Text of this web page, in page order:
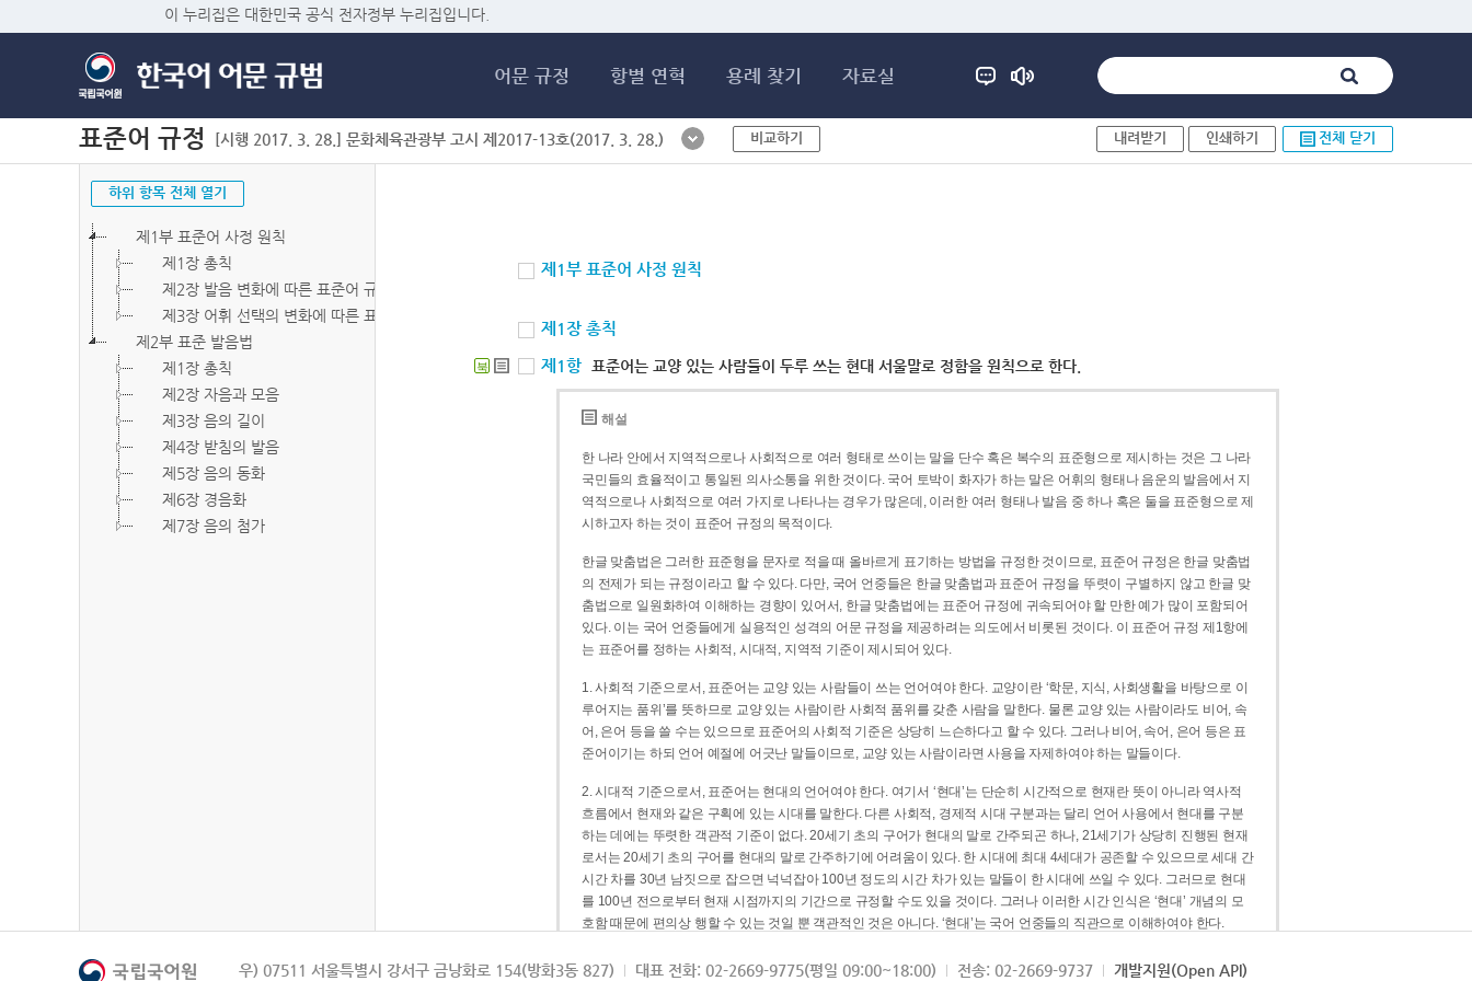
이 누리집은 대한민국 공식 전자정부 누리집입니다.
어문 규정 항별 연혁 용례 찾기 자료실
표준어 규정 [시행 2017. 3. 28.] 문화체육관광부 고시 제2017-13호(2017. 3. 28.) 비교하기 내려받기 인쇄하기 전체 닫기
하위 항목 전체 열기
제1부 표준어 사정 원칙
제1장 총칙
제2장 발음 변화에 따른 표준어 규정
제3장 어휘 선택의 변화에 따른 표준어 규정
제2부 표준 발음법
제1장 총칙
제2장 자음과 모음
제3장 음의 길이
제4장 받침의 발음
제5장 음의 동화
제6장 경음화
제7장 음의 첨가
제1부 표준어 사정 원칙
제1장 총칙
북 제1항 표준어는 교양 있는 사람들이 두루 쓰는 현대 서울말로 정함을 원칙으로 한다.
해설
한 나라 안에서 지역적으로나 사회적으로 여러 형태로 쓰이는 말을 단수 혹은 복수의 표준형으로 제시하는 것은 그 나라
국민들의 효율적이고 통일된 의사소통을 위한 것이다. 국어 토박이 화자가 하는 말은 어휘의 형태나 음운의 발음에서 지
역적으로나 사회적으로 여러 가지로 나타나는 경우가 많은데, 이러한 여러 형태나 발음 중 하나 혹은 둘을 표준형으로 제
시하고자 하는 것이 표준어 규정의 목적이다.
한글 맞춤법은 그러한 표준형을 문자로 적을 때 올바르게 표기하는 방법을 규정한 것이므로, 표준어 규정은 한글 맞춤법
의 전제가 되는 규정이라고 할 수 있다. 다만, 국어 언중들은 한글 맞춤법과 표준어 규정을 뚜렷이 구별하지 않고 한글 맞
춤법으로 일원화하여 이해하는 경향이 있어서, 한글 맞춤법에는 표준어 규정에 귀속되어야 할 만한 예가 많이 포함되어
있다. 이는 국어 언중들에게 실용적인 성격의 어문 규정을 제공하려는 의도에서 비롯된 것이다. 이 표준어 규정 제1항에
는 표준어를 정하는 사회적, 시대적, 지역적 기준이 제시되어 있다.
1. 사회적 기준으로서, 표준어는 교양 있는 사람들이 쓰는 언어여야 한다. 교양이란 ‘학문, 지식, 사회생활을 바탕으로 이
루어지는 품위’를 뜻하므로 교양 있는 사람이란 사회적 품위를 갖춘 사람을 말한다. 물론 교양 있는 사람이라도 비어, 속
어, 은어 등을 쓸 수는 있으므로 표준어의 사회적 기준은 상당히 느슨하다고 할 수 있다. 그러나 비어, 속어, 은어 등은 표
준어이기는 하되 언어 예절에 어긋난 말들이므로, 교양 있는 사람이라면 사용을 자제하여야 하는 말들이다.
2. 시대적 기준으로서, 표준어는 현대의 언어여야 한다. 여기서 ‘현대’는 단순히 시간적으로 현재란 뜻이 아니라 역사적
흐름에서 현재와 같은 구획에 있는 시대를 말한다. 다른 사회적, 경제적 시대 구분과는 달리 언어 사용에서 현대를 구분
하는 데에는 뚜렷한 객관적 기준이 없다. 20세기 초의 구어가 현대의 말로 간주되곤 하나, 21세기가 상당히 진행된 현재
로서는 20세기 초의 구어를 현대의 말로 간주하기에 어려움이 있다. 한 시대에 최대 4세대가 공존할 수 있으므로 세대 간
시간 차를 30년 남짓으로 잡으면 넉넉잡아 100년 정도의 시간 차가 있는 말들이 한 시대에 쓰일 수 있다. 그러므로 현대
를 100년 전으로부터 현재 시점까지의 기간으로 규정할 수도 있을 것이다. 그러나 이러한 시간 인식은 ‘현대’ 개념의 모
호함 때문에 편의상 행할 수 있는 것일 뿐 객관적인 것은 아니다. ‘현대’는 국어 언중들의 직관으로 이해하여야 한다.
3. 지역적 기준으로서, 표준어는 서울말이어야 한다. 이는 표준어의 공용어적 성격을 가장 크게 드러내 주는 기준이다.
우) 07511 서울특별시 강서구 금낭화로 154(방화3동 827) 대표 전화: 02-2669-9775(평일 09:00~18:00) 전송: 02-2669-9737 개발지원(Open API)